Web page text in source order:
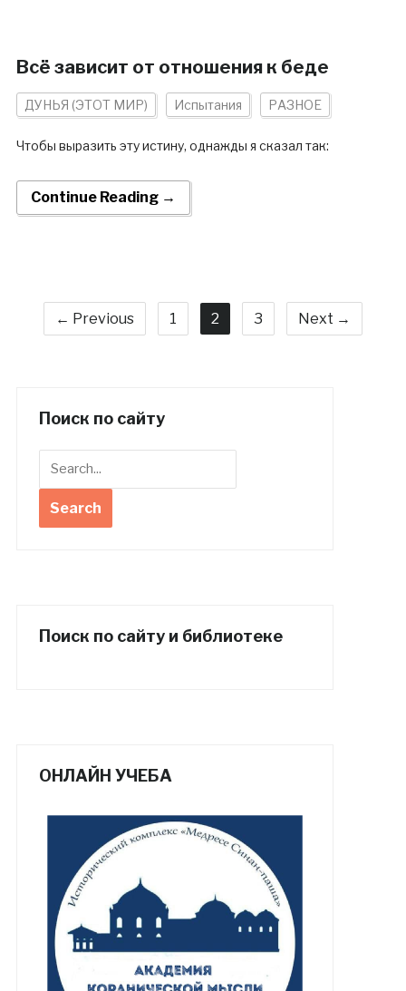
Всё зависит от отношения к беде
ДУНЬЯ (ЭТОТ МИР) Испытания РАЗНОЕ
Чтобы выразить эту истину, однажды я сказал так:
Continue Reading →
← Previous 1 2 3 Next →
Поиск по сайту
Поиск по сайту и библиотеке
ОНЛАЙН УЧЕБА